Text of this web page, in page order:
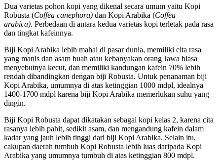
Dua varietas pohon kopi yang dikenal secara umum yaitu Kopi
Robusta (Coffea canephora) dan Kopi Arabika (Coffea
arabica). Perbedaan di antara kedua varietas kopi terletak pada rasa
dan tingkat kafeinnya.
Biji Kopi Arabika lebih mahal di pasar dunia, memiliki cita rasa
yang manis dan asam buah atau kebanyakan orang Jawa biasa
menyebutnya kecut, dan memiliki kandungan kafein 70% lebih
rendah dibandingkan dengan biji Robusta. Untuk penanaman biji
Kopi Arabika, umumnya di atas ketinggian 1000 mdpl, idealnya
1400-1700 mdpl karena biji Kopi Arabika memerlukan suhu yang
dingin.
Biji Kopi Robusta dapat dikatakan sebagai kopi kelas 2, karena cita
rasanya lebih pahit, sedikit asam, dan mengandung kafein dalam
kadar yang jauh lebih tinggi dari biji Kopi Arabika. Selain itu,
cakupan daerah tumbuh Kopi Robusta lebih luas daripada Kopi
Arabika yang umumnya tumbuh di atas ketinggian 800 mdpl.